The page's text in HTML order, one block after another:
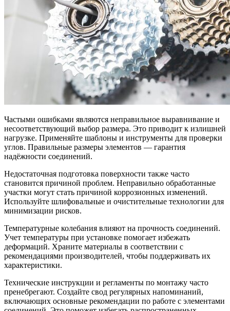
Частыми ошибками являются неправильное выравнивание и
несоответствующий выбор размера. Это приводит к излишней
нагрузке. Применяйте шаблоны и инструменты для проверки
углов. Правильные размеры элементов — гарантия
надёжности соединений.
Недостаточная подготовка поверхности также часто
становится причиной проблем. Неправильно обработанные
участки могут стать причиной коррозионных изменений.
Используйте шлифовальные и очистительные технологии для
минимизации рисков.
Температурные колебания влияют на прочность соединений.
Учет температуры при установке помогает избежать
деформаций. Храните материалы в соответствии с
рекомендациями производителей, чтобы поддерживать их
характеристики.
Технические инструкции и регламенты по монтажу часто
пренебрегают. Создайте свод регулярных напоминаний,
включающих основные рекомендации по работе с элементами